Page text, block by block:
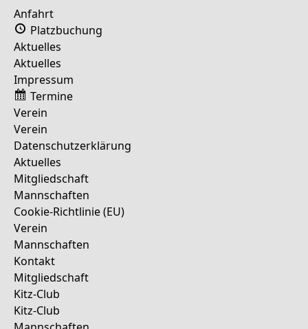
Anfahrt
Platzbuchung
Aktuelles
Aktuelles
Impressum
Termine
Verein
Verein
Datenschutzerklärung
Aktuelles
Mitgliedschaft
Mannschaften
Cookie-Richtlinie (EU)
Verein
Mannschaften
Kontakt
Mitgliedschaft
Kitz-Club
Kitz-Club